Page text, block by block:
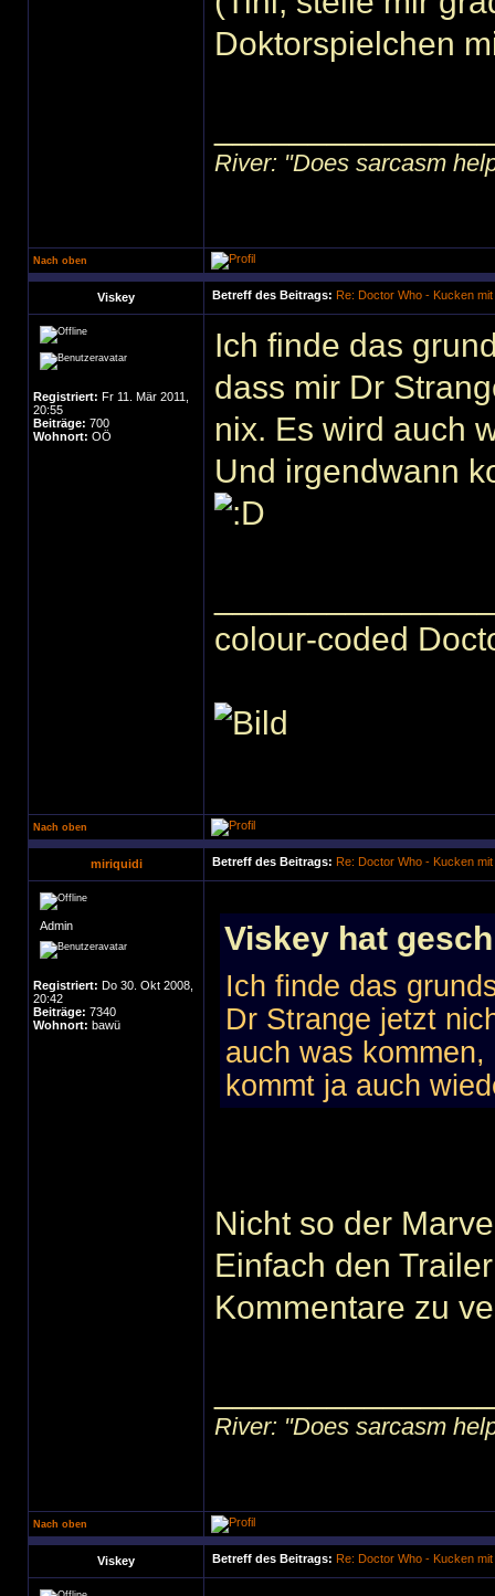
Doktorspielchen
River: "Does sarcasm
Nach oben
Viskey Betreff des Beitrags: Re: Doctor Who - Kucken mit
Registriert: Fr 11. Mär 2011,
20:55
Beiträge: 700
Wohnort: OÖ
Ich finde das
dass mir Dr
nix. Es wird auch
Und irgendwann
colour-coded
Nach oben
miriquidi Betreff des Beitrags: Re: Doctor Who - Kucken mit
Admin
Registriert: Do 30. Okt 2008,
20:42
Beiträge: 7340
Wohnort: bawü
Viskey hat
Ich finde das
Dr Strange jetzt
auch was
kommt ja auch
Nicht so der
Einfach den
Kommentare zu
River: "Does sarcasm
Nach oben
Viskey Betreff des Beitrags: Re: Doctor Who - Kucken mit